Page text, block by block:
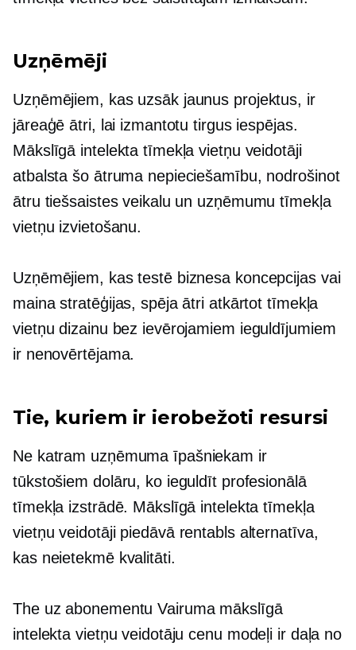
Uzņēmēji
Uzņēmējiem, kas uzsāk jaunus projektus, ir
jāreaģē ātri, lai izmantotu tirgus iespējas.
Mākslīgā intelekta tīmekļa vietņu veidotāji
atbalsta šo ātruma nepieciešamību, nodrošinot
ātru tiešsaistes veikalu un uzņēmumu tīmekļa
vietņu izvietošanu.
Uzņēmējiem, kas testē biznesa koncepcijas vai
maina stratēģijas, spēja ātri atkārtot tīmekļa
vietņu dizainu bez ievērojamiem ieguldījumiem
ir nenovērtējama.
Tie, kuriem ir ierobežoti resursi
Ne katram uzņēmuma īpašniekam ir
tūkstošiem dolāru, ko ieguldīt profesionālā
tīmekļa izstrādē. Mākslīgā intelekta tīmekļa
vietņu veidotāji piedāvā rentablsalternatīva,
kas neietekmē kvalitāti.
The uz abonementu Vairuma mākslīgā
intelekta vietņu veidotāju cenu modeļi ir daļa no